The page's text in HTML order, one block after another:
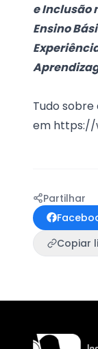
e Inclusão
Ensino
Tudo
em https://
Partilhar
Copiar